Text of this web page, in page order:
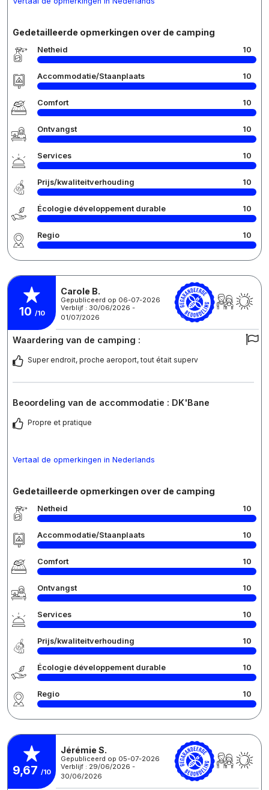
Gedetailleerde opmerkingen over de camping
Netheid 10
Accommodatie/Staanplaats 10
Comfort 10
Ontvangst 10
Services 10
Prijs/kwaliteitverhouding 10
Écologie développement durable 10
Regio 10
10 /10
Carole B.
Gepubliceerd op 06-07-2026
Verblijf : 30/06/2026 -
01/07/2026
Waardering van de camping :
Super endroit, proche aeroport, tout était superv
Beoordeling van de accommodatie : DK'Bane
Propre et pratique
Vertaal de opmerkingen in Nederlands
Gedetailleerde opmerkingen over de camping
Netheid 10
Accommodatie/Staanplaats 10
Comfort 10
Ontvangst 10
Services 10
Prijs/kwaliteitverhouding 10
Écologie développement durable 10
Regio 10
9,67 /10
Jérémie S.
Gepubliceerd op 05-07-2026
Verblijf : 29/06/2026 -
30/06/2026